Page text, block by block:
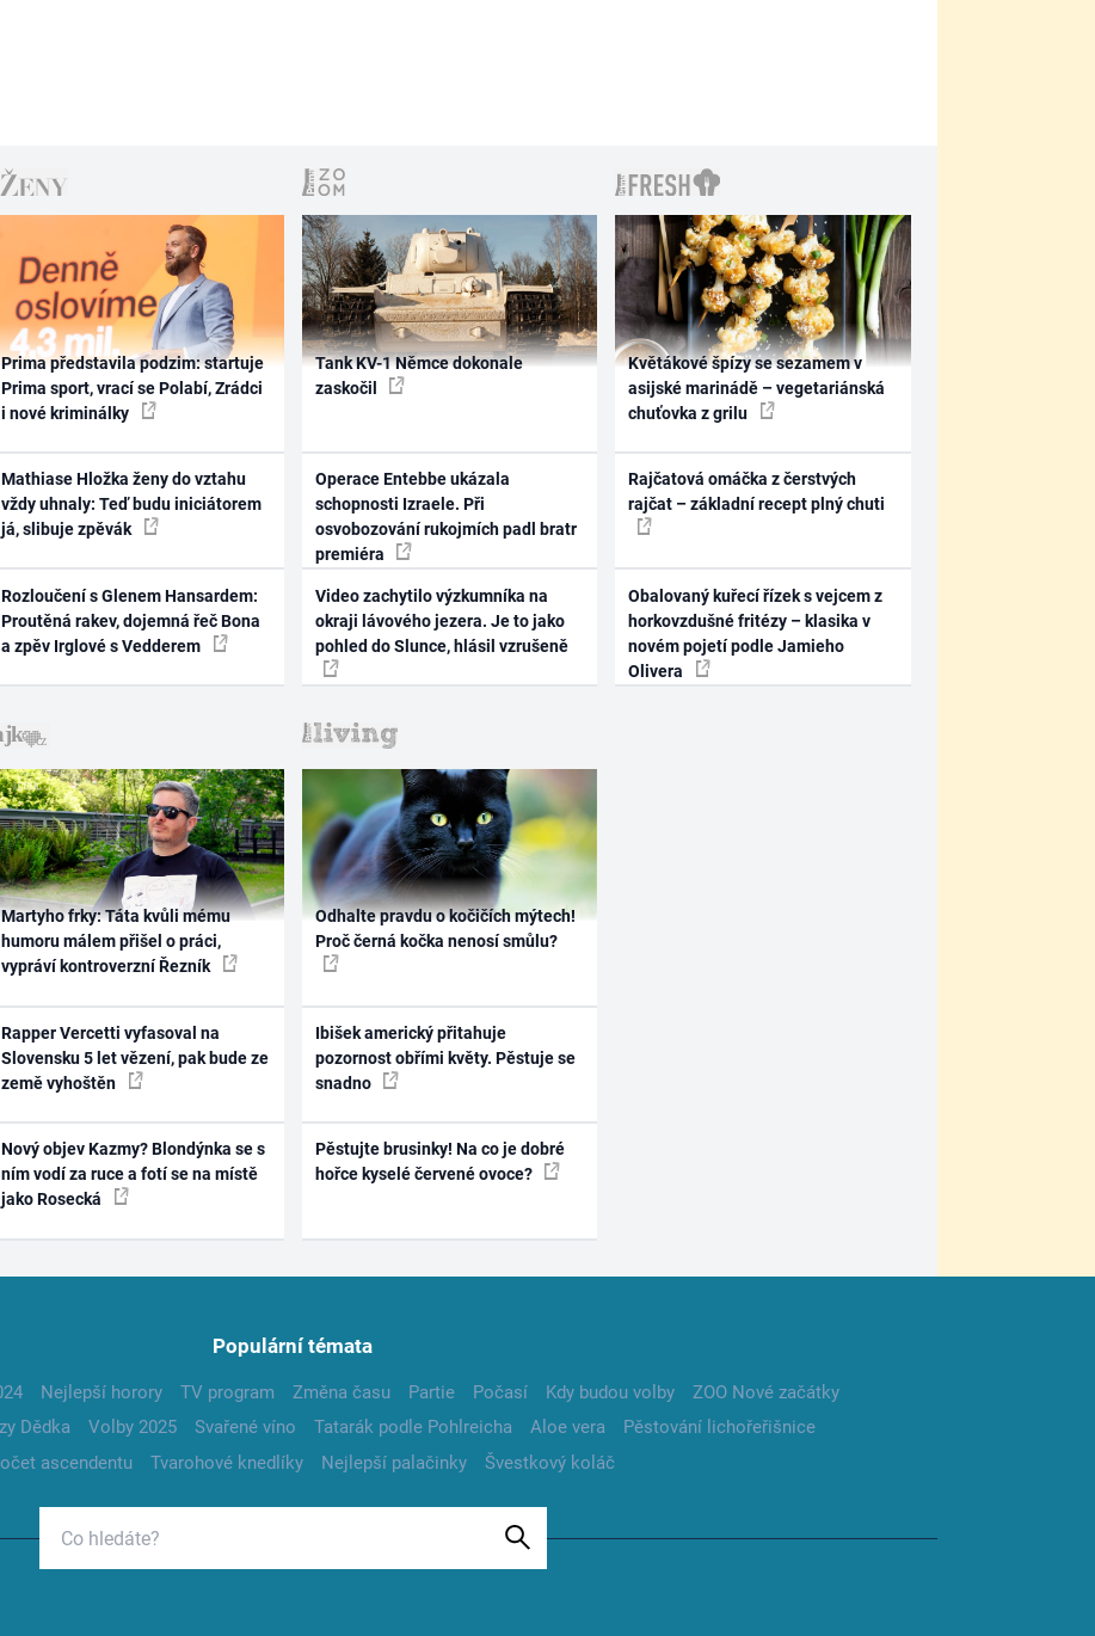
Prima představila podzim: startuje
Prima sport, vrací se Polabí, Zrádci
i nové kriminálky
Mathiase Hložka ženy do vztahu
vždy uhnaly: Teď budu iniciátorem
já, slibuje zpěvák
Rozloučení s Glenem Hansardem:
Proutěná rakev, dojemná řeč Bona
a zpěv Irglové s Vedderem
Tank KV-1 Němce dokonale
zaskočil
Operace Entebbe ukázala
schopnosti Izraele. Při
osvobozování rukojmích padl bratr
premiéra
Video zachytilo výzkumníka na
okraji lávového jezera. Je to jako
pohled do Slunce, hlásil vzrušeně
Květákové špízy se sezamem v
asijské marinádě – vegetariánská
chuťovka z grilu
Rajčatová omáčka z čerstvých
rajčat – základní recept plný chuti
Obalovaný kuřecí řízek s vejcem z
horkovzdušné fritézy – klasika v
novém pojetí podle Jamieho
Olivera
Martyho frky: Táta kvůli mému
humoru málem přišel o práci,
vypráví kontroverzní Řezník
Rapper Vercetti vyfasoval na
Slovensku 5 let vězení, pak bude ze
země vyhoštěn
Nový objev Kazmy? Blondýnka se s
ním vodí za ruce a fotí se na místě
jako Rosecká
Odhalte pravdu o kočičích mýtech!
Proč černá kočka nenosí smůlu?
Ibišek americký přitahuje
pozornost obřími květy. Pěstuje se
snadno
Pěstujte brusinky! Na co je dobré
hořce kyselé červené ovoce?
Populární témata
Nejlepší horory TV program Změna času Partie Počasí Kdy budou volby
ZOO Nové začátky
Dědka Volby 2025 Svařené víno Tatarák podle Pohlreicha Aloe vera
Pěstování lichořeřišnice
ascendentu
Tvarohové knedlíky Nejlepší palačinky Švestkový koláč